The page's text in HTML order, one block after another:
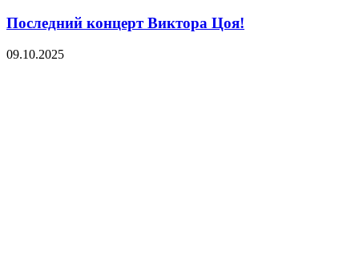
Последний концерт Виктора Цоя!
09.10.2025